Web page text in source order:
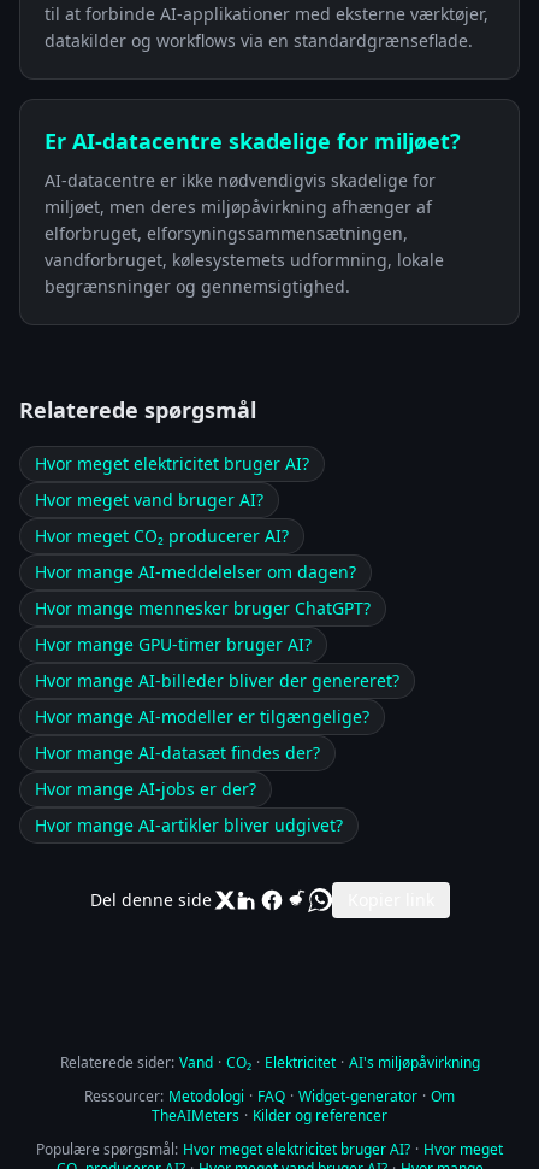
til at forbinde AI-applikationer med eksterne værktøjer,
datakilder og workflows via en standardgrænseflade.
Er AI-datacentre skadelige for miljøet?
AI-datacentre er ikke nødvendigvis skadelige for
miljøet, men deres miljøpåvirkning afhænger af
elforbruget, elforsyningssammensætningen,
vandforbruget, kølesystemets udformning, lokale
begrænsninger og gennemsigtighed.
Relaterede spørgsmål
Hvor meget elektricitet bruger AI?
Hvor meget vand bruger AI?
Hvor meget CO₂ producerer AI?
Hvor mange AI-meddelelser om dagen?
Hvor mange mennesker bruger ChatGPT?
Hvor mange GPU-timer bruger AI?
Hvor mange AI-billeder bliver der genereret?
Hvor mange AI-modeller er tilgængelige?
Hvor mange AI-datasæt findes der?
Hvor mange AI-jobs er der?
Hvor mange AI-artikler bliver udgivet?
Del denne side
Relaterede sider: Vand · CO₂ · Elektricitet · AI's miljøpåvirkning
Ressourcer: Metodologi · FAQ · Widget-generator · Om
TheAIMeters · Kilder og referencer
Populære spørgsmål: Hvor meget elektricitet bruger AI? · Hvor meget